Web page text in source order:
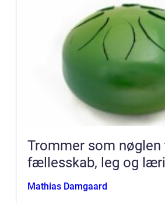
Trommer som nøglen
fællesskab, leg og
Mathias Damgaard